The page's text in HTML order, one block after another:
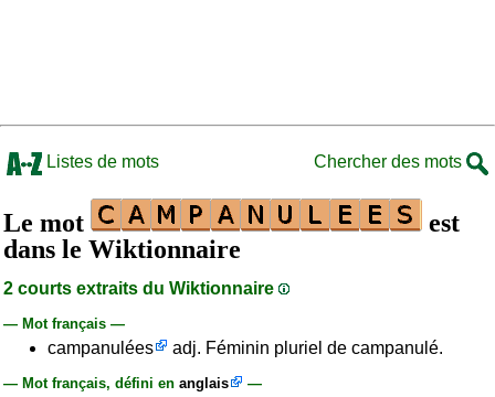
Listes de mots Chercher des mots
Le mot
est
dans le Wiktionnaire
2 courts extraits du Wiktionnaire
— Mot français —
campanulées adj. Féminin pluriel de campanulé.
— Mot français, défini en anglais —